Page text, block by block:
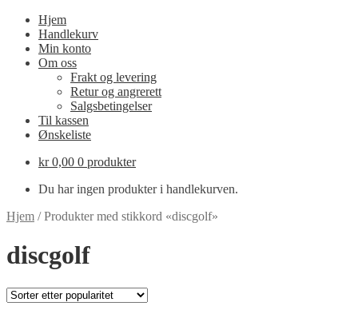
Hjem
Handlekurv
Min konto
Om oss
Frakt og levering
Retur og angrerett
Salgsbetingelser
Til kassen
Ønskeliste
kr0,00 0 produkter
Du har ingen produkter i handlekurven.
Hjem /Produkter med stikkord «discgolf»
discgolf